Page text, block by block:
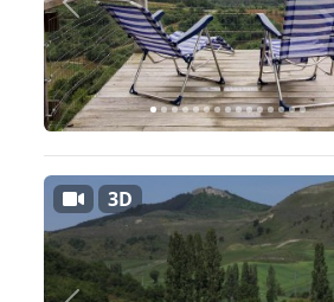
Anterior
3D